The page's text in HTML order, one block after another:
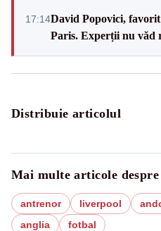
17:14David Popovici,
Paris. Experții nu văd
Distribuie articolul
Mai multe articole despre
antrenor liverpool
anglia
fotbal